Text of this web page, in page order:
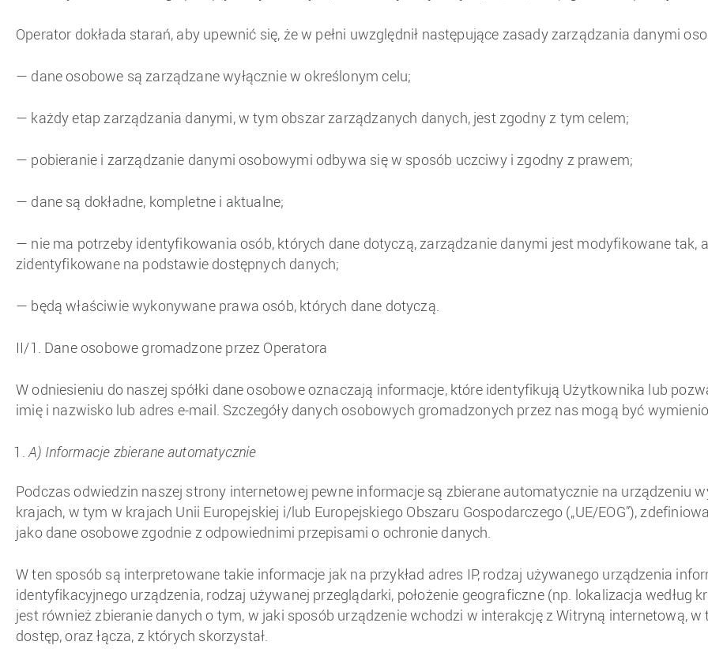
Operator dokłada starań, aby upewnić się, że w pełni uwzględnił następujące zasady zarządzania danymi
— dane osobowe są zarządzane wyłącznie w określonym celu;
— każdy etap zarządzania danymi, w tym obszar zarządzanych danych, jest zgodny z tym celem;
— pobieranie i zarządzanie danymi osobowymi odbywa się w sposób uczciwy i zgodny z prawem;
— dane są dokładne, kompletne i aktualne;
— nie ma potrzeby identyfikowania osób, których dane dotyczą, zarządzanie danymi jest modyfikowane tak,
zidentyfikowane na podstawie dostępnych danych;
— będą właściwie wykonywane prawa osób, których dane dotyczą.
II/1. Dane osobowe gromadzone przez Operatora
W odniesieniu do naszej spółki dane osobowe oznaczają informacje, które identyfikują Użytkownika lub
imię i nazwisko lub adres e-mail. Szczegóły danych osobowych gromadzonych przez nas mogą być
A) Informacje zbierane automatycznie
Podczas odwiedzin naszej strony internetowej pewne informacje są zbierane automatycznie na urządzeniu
krajach, w tym w krajach Unii Europejskiej i/lub Europejskiego Obszaru Gospodarczego („UE/EOG”),
jako dane osobowe zgodnie z odpowiednimi przepisami o ochronie danych.
W ten sposób są interpretowane takie informacje jak na przykład adres IP, rodzaj używanego urządzenia
identyfikacyjnego urządzenia, rodzaj używanej przeglądarki, położenie geograficzne (np. lokalizacja
jest również zbieranie danych o tym, w jaki sposób urządzenie wchodzi w interakcję z Witryną internetową,
dostęp, oraz łącza, z których skorzystał.